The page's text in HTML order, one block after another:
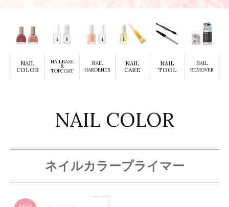
NAIL
COLOR
NAILBASE
&
TOPCOAT
NAIL
HARDENER
NAIL
CARE
NAIL
TOOL
NAIL
REMOVER
NAIL COLOR
ネイルカラープライマー